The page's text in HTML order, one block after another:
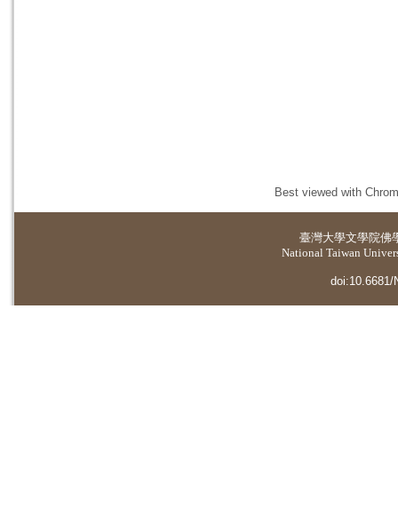
Best viewed with
臺灣大學文學院佛
National Taiwan
doi:10.6681/